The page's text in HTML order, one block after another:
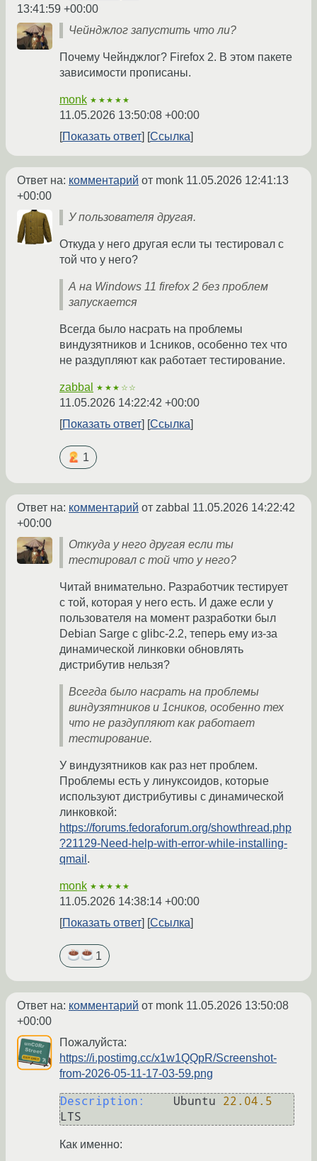
13:41:59 +00:00
Чейнджлог запустить что ли?
Почему Чейнджлог? Firefox 2. В этом пакете
зависимости прописаны.
monk ★★★★★
11.05.2026 13:50:08 +00:00
Показать ответ
Ссылка
Ответ на: комментарий от monk 11.05.2026 12:41:13
+00:00
У пользователя другая.
Откуда у него другая если ты тестировал с
той что у него?
А на Windows 11 firefox 2 без проблем
запускается
Всегда было насрать на проблемы
виндузятников и 1сников, особенно тех что
не раздупляют как работает тестирование.
zabbal ★★★☆☆
11.05.2026 14:22:42 +00:00
Показать ответ
Ссылка
1
Ответ на: комментарий от zabbal 11.05.2026 14:22:42
+00:00
Откуда у него другая если ты
тестировал с той что у него?
Читай внимательно. Разработчик тестирует
с той, которая у него есть. И даже если у
пользователя на момент разработки был
Debian Sarge с glibc-2.2, теперь ему из-за
динамической линковки обновлять
дистрибутив нельзя?
Всегда было насрать на проблемы
виндузятников и 1сников, особенно тех
что не раздупляют как работает
тестирование.
У виндузятников как раз нет проблем.
Проблемы есть у линуксоидов, которые
используют дистрибутивы с динамической
линковкой:
https://forums.fedoraforum.org/showthread.php
?21129-Need-help-with-error-while-installing-
qmail .
monk ★★★★★
11.05.2026 14:38:14 +00:00
Показать ответ
Ссылка
1
Ответ на: комментарий от monk 11.05.2026 13:50:08
+00:00
Пожалуйста:
https://i.postimg.cc/x1w1QQpR/Screenshot-
from-2026-05-11-17-03-59.png
Description:
	Ubuntu
22.04 .5
Как именно: